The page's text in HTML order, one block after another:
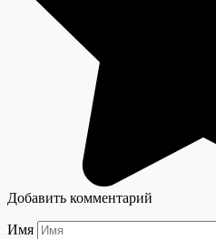
Добавить комментарий
Имя